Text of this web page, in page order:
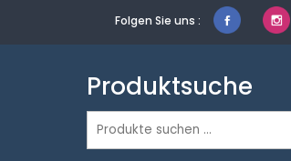
Folgen Sie uns :
Produktsuche
Suchen